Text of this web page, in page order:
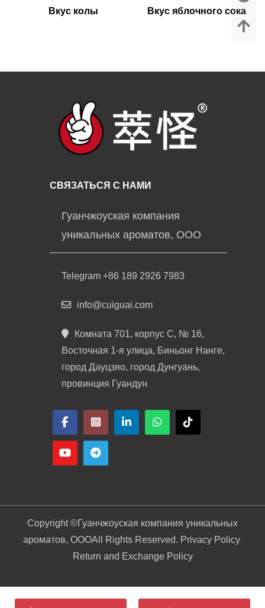
Вкус колы Вкус яблочного сока
СВЯЗАТЬСЯ С НАМИ
Гуанчжоуская компания
уникальных ароматов, ООО
Telegram +86 189 2926 7983
info@cuiguai.com
Комната 701, корпус C, № 16,
Восточная 1-я улица, Биньонг Нанге,
город Дауцзяо, город Дунгуань,
провинция Гуандун
Copyright ©Гуанчжоуская компания уникальных
ароматов, ОООAll Rights Reserved. Privacy Policy
Return and Exchange Policy